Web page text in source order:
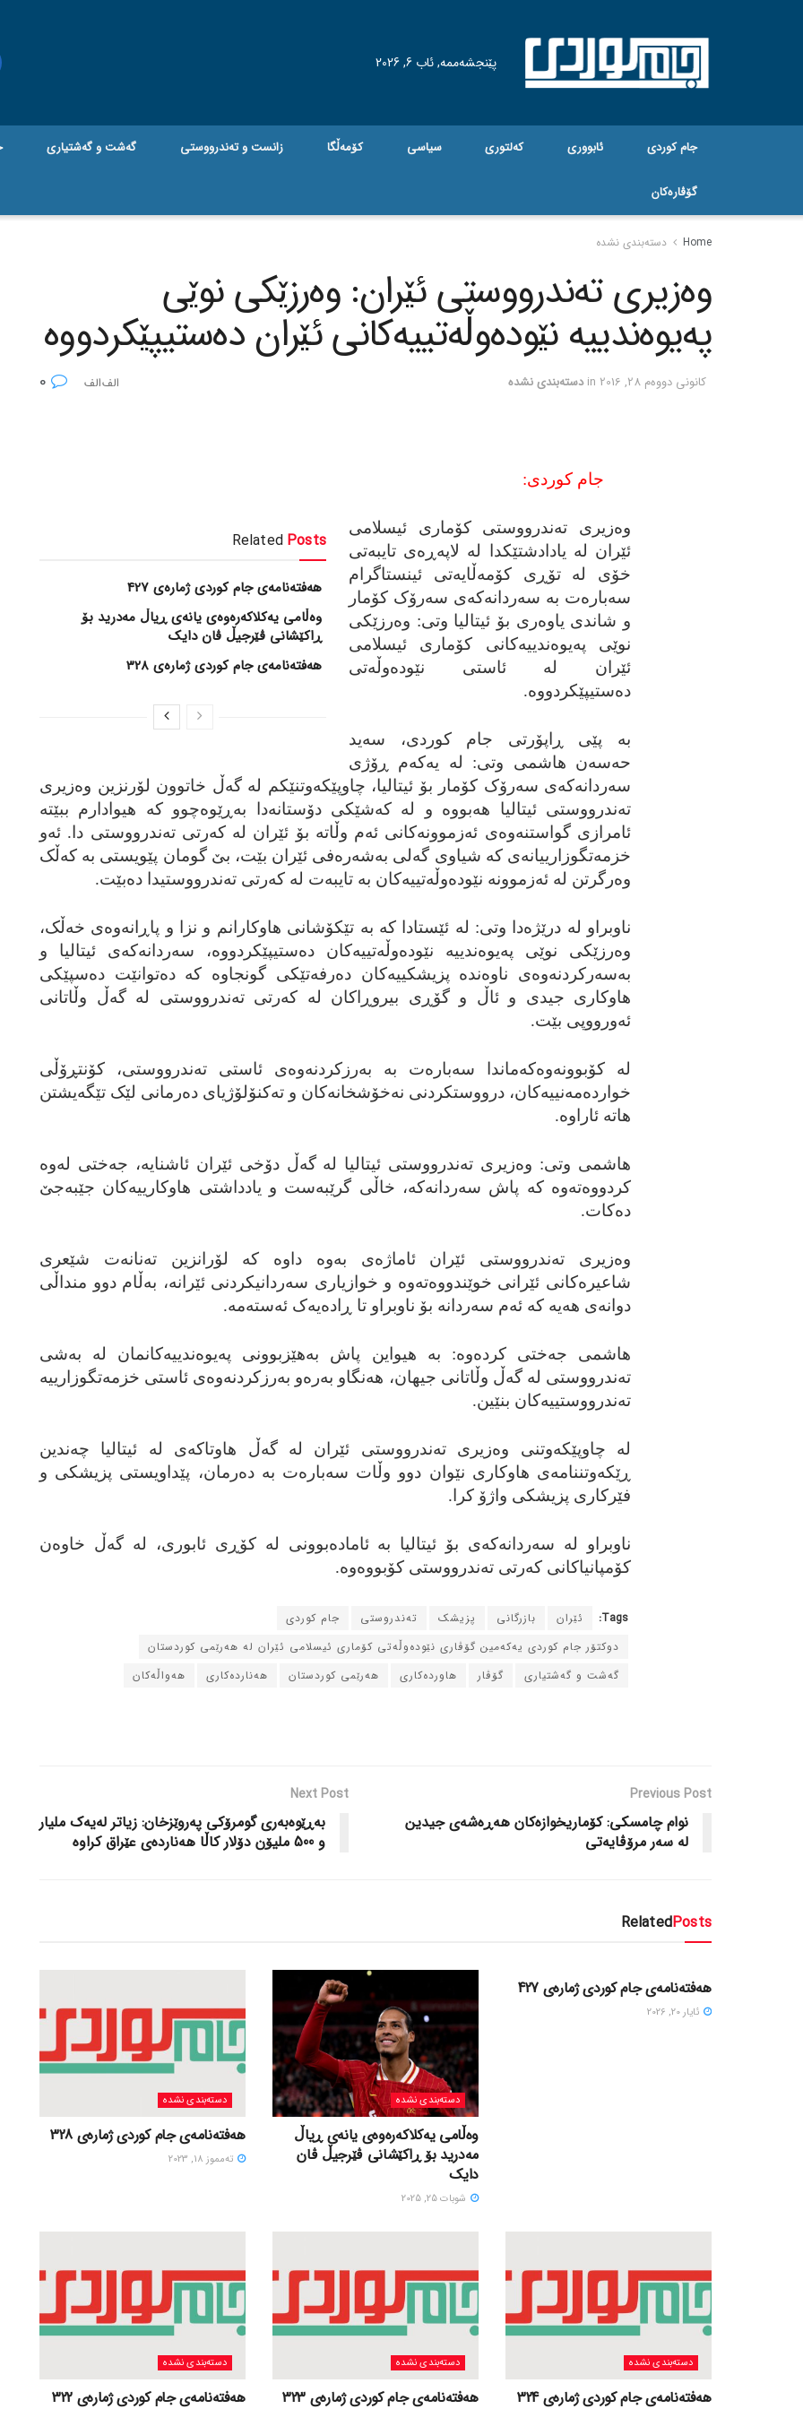
پێنجشەممە, ئاب 6, 2026
جام کوردی ئابووری کەلتوری سیاسی کۆمەڵگا زانست و تەندرووستی گه‌شت و گه‌شتیاری
گۆڤاره‌کان
Home دسته‌بندی نشده
وه‌زیری ته‌ندرووستی ئێران: وه‌رزێکی نوێی
په‌یوه‌ندییه‌ نێوده‌وڵه‌تییه‌کانی ئێران ده‌ستیپێکردووه‌
كانونی دووه‌م 28, 2016 in دسته‌بندی نشده
جام کوردی:
Related Posts
هەفتەنامەی جام کوردی ژمارەی 427
وەڵامی یەکلاکەرەوەی یانەی ڕیاڵ مەدرید بۆ
ڕاکێشانی ڤێرجیڵ ڤان دایک
هەفتەنامەی جام کوردی ژمارەی 328
وه‌زیری ته‌ندرووستی کۆماری ئیسلامی
ئێران له‌ یادادشتێکدا له‌ لاپه‌ڕه‌ی تایبه‌تی
خۆی له‌ تۆڕی کۆمه‌ڵایه‌تی ئینستاگرام
سه‌باره‌ت به‌ سه‌ردانه‌که‌ی سه‌رۆک کۆمار
و شاندی یاوه‌ری بۆ ئیتالیا وتی: وه‌رزێکی
نوێی په‌یوه‌ندییه‌کانی کۆماری ئیسلامی
ئێران له‌ ئاستی نێوده‌وڵه‌تی
ده‌ستیپێکردووه‌.
به‌ پێی ڕاپۆرتی جام کوردی، سه‌ید
حه‌سه‌ن هاشمی وتی: له‌ یه‌که‌م ڕۆژی
سه‌ردانه‌که‌ی سه‌رۆک کۆمار بۆ ئیتالیا، چاوپێکه‌وتنێکم له‌ گه‌ڵ خاتوون لۆرنزین وه‌زیری
ته‌ندرووستی ئیتالیا هه‌بووه‌ و له‌ که‌شێکی دۆستانه‌دا به‌ڕێوه‌چوو که‌ هیوادارم ببێته‌
ئامرازی گواستنه‌وه‌ی ئه‌زموونه‌کانی ئه‌م وڵاته‌ بۆ ئێران له‌ که‌رتی ته‌ندرووستی دا. ئه‌و
خزمه‌تگوزارییانه‌ی که‌ شیاوی گه‌لی به‌شه‌ره‌فی ئێران بێت، بێ گومان پێویستی به‌ که‌ڵک
وه‌رگرتن له‌ ئه‌زموونه‌ نێوده‌وڵه‌تییه‌کان به‌ تایبه‌ت له‌ که‌رتی ته‌ندرووستیدا ده‌بێت.
ناوبراو له‌ درێژه‌دا وتی: له‌ ئێستادا که‌ به‌ تێکۆشانی هاوکارانم و نزا و پاڕانه‌وه‌ی خه‌ڵک،
وه‌رزێکی نوێی په‌یوه‌ندییه‌ نێوده‌وڵه‌تییه‌کان ده‌ستیپێکردووه‌، سه‌ردانه‌که‌ی ئیتالیا و
به‌سه‌رکردنه‌وه‌ی ناوه‌نده‌ پزیشکییه‌کان ده‌رفه‌تێکی گونجاوه‌ که‌ ده‌توانێت ده‌سپێکی
هاوکاری جیدی و ئاڵ و گۆڕی بیروڕاکان له‌ که‌رتی ته‌ندرووستی له‌ گه‌ڵ وڵاتانی
ئه‌ورووپی بێت.
له‌ کۆبوونه‌وه‌که‌ماندا سه‌باره‌ت به‌ به‌رزکردنه‌وه‌ی ئاستی ته‌ندرووستی، کۆنتڕۆڵی
خوارده‌مه‌نییه‌کان، درووستکردنی نه‌خۆشخانه‌کان و ته‌کنۆلۆژیای ده‌رمانی لێک تێگه‌یشتن
هاته‌ ئاراوه‌.
هاشمی وتی: وه‌زیری ته‌ندرووستی ئیتالیا له‌ گه‌ڵ دۆخی ئێران ئاشنایه‌، جه‌ختی له‌وه‌
کردووه‌ته‌وه‌ که‌ پاش سه‌ردانه‌که‌، خاڵی گرێبه‌ست و یادداشتی هاوکارییه‌کان جێبه‌جێ
ده‌کات.
وه‌زیری ته‌ندرووستی ئێران ئاماژه‌ی به‌وه‌ داوه‌ که‌ لۆرانزین ته‌نانه‌ت شێعری
شاعیره‌کانی ئێرانی خوێندووه‌ته‌وه‌ و خوازیاری سه‌ردانیکردنی ئێرانه‌، به‌ڵام دوو منداڵی
دوانه‌ی هه‌یه‌ که‌ ئه‌م سه‌ردانه‌ بۆ ناوبراو تا ڕاده‌یه‌ک ئه‌سته‌مه‌.
هاشمی جه‌ختی کرده‌وه‌: به‌ هیواین پاش به‌هێزبوونی په‌یوه‌ندییه‌کانمان له‌ به‌شی
ته‌ندرووستی له‌ گه‌ڵ وڵاتانی جیهان، هه‌نگاو به‌ره‌و به‌رزکردنه‌وه‌ی ئاستی خزمه‌تگوزارییه‌
ته‌ندرووستییه‌کان بنێین.
له‌ چاوپێکه‌وتنی وه‌زیری ته‌ندرووستی ئێران له‌ گه‌ڵ هاوتاکه‌ی له‌ ئیتالیا چه‌ندین
ڕێکه‌وتننامه‌ی هاوکاری نێوان دوو وڵات سه‌باره‌ت به‌ ده‌رمان، پێداویستی پزیشکی و
فێرکاری پزیشکی واژۆ کرا.
ناوبراو له‌ سه‌ردانه‌که‌ی بۆ ئیتالیا به‌ ئاماده‌بوونی له‌ کۆڕی ئابوری، له‌ گه‌ڵ خاوه‌ن
کۆمپانیاکانی که‌رتی ته‌ندرووستی کۆبووه‌وه‌.
Tags: ئێران بازرگانی پزیشک ته‌ندروستی
جام کوردی
دوکتۆر جام کوردی یه‌که‌مین گۆڤاری نێوده‌وڵه‌تی کۆماری ئیسلامی ئێران له‌ هه‌رێمی کوردستان
گه‌شت و گه‌شتیاری
گۆڤار هاورده‌کاری هه‌رێمی کوردستان هه‌نارده‌کاری هه‌واڵه‌کان
Previous Post
نوام چامسکی: کۆماریخوازه‌کان هه‌ڕه‌شه‌ی جیدین
له‌ سه‌ر مرۆڤایه‌تی
Next Post
به‌ڕێوه‌به‌ری گومرۆکی په‌روێزخان: زیاتر له‌یه‌ک ملیار
و 500 ملیۆن دۆلار کاڵا هه‌نارده‌ی عێراق کراوه‌
RelatedPosts
هەفتەنامەی جام کوردی ژمارەی 427
ئایار 20, 2026
دسته‌بندی نشده
وەڵامی یەکلاکەرەوەی یانەی ڕیاڵ
مەدرید بۆ ڕاکێشانی ڤێرجیڵ ڤان
دایک
شوبات 25, 2025
دسته‌بندی نشده
هەفتەنامەی جام کوردی ژمارەی 328
ته‌مموز 18, 2023
دسته‌بندی نشده
هەفتەنامەی جام کوردی ژمارەی 324
دسته‌بندی نشده
هەفتەنامەی جام کوردی ژمارەی 323
دسته‌بندی نشده
هەفتەنامەی جام کوردی ژمارەی 322